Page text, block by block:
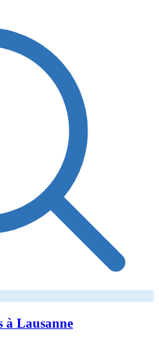
à Lausanne